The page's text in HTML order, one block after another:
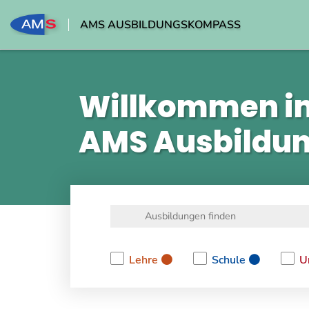
AMS AUSBILDUNGSKOMPASS
Willkommen
AMS
Lehre
Schule